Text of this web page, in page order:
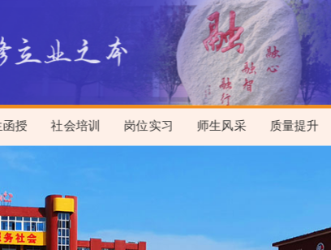
授 社会培训 岗位实习 师生风采 质量提升